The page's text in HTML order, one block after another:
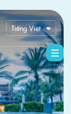
Tiếng Việt
English
한국어
中文 (中国)
Русский